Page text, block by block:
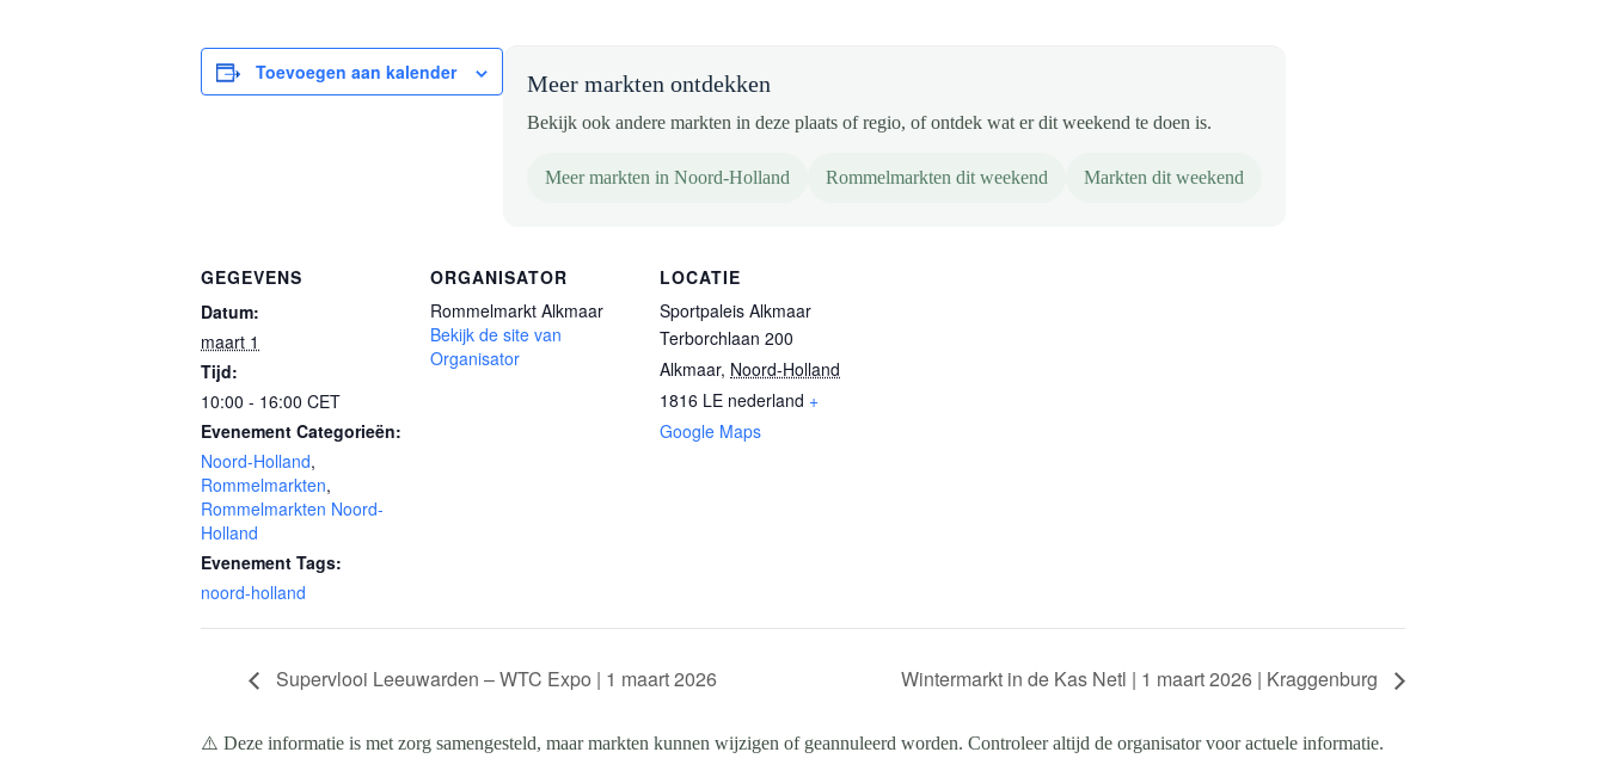
Toevoegen aan kalender Meer markten ontdekken
Bekijk ook andere markten in deze plaats of regio, of ontdek wat er dit weekend te doen is.
Meer markten in Noord-Holland Rommelmarkten dit weekend Markten dit weekend
GEGEVENS
Datum:
maart 1
Tijd:
10:00 - 16:00 CET
Evenement Categorieën:
Noord-Holland,
Rommelmarkten,
Rommelmarkten Noord-
Holland
Evenement Tags:
noord-holland
ORGANISATOR
Rommelmarkt Alkmaar
Bekijk de site van
Organisator
LOCATIE
Sportpaleis Alkmaar
Terborchlaan 200
Alkmaar, Noord-Holland
1816 LE nederland +
Google Maps
Supervlooi Leeuwarden – WTC Expo | 1 maart 2026 Wintermarkt in de Kas Netl | 1 maart 2026 | Kraggenburg
⚠️ Deze informatie is met zorg samengesteld, maar markten kunnen wijzigen of geannuleerd worden. Controleer altijd de organisator voor actuele informatie.